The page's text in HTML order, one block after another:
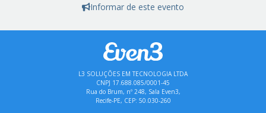
Informar de este evento
L3 SOLUÇÕES EM TECNOLOGIA LTDA
CNPJ 17.688.085/0001-45
Rua do Brum, nº 248, Sala Even3,
Recife-PE, CEP: 50.030-260